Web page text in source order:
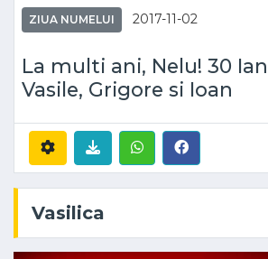
ZIUA NUMELUI 2017-11-02
La multi ani, Nelu! 30
Vasile, Grigore si Ioan
Vasilica